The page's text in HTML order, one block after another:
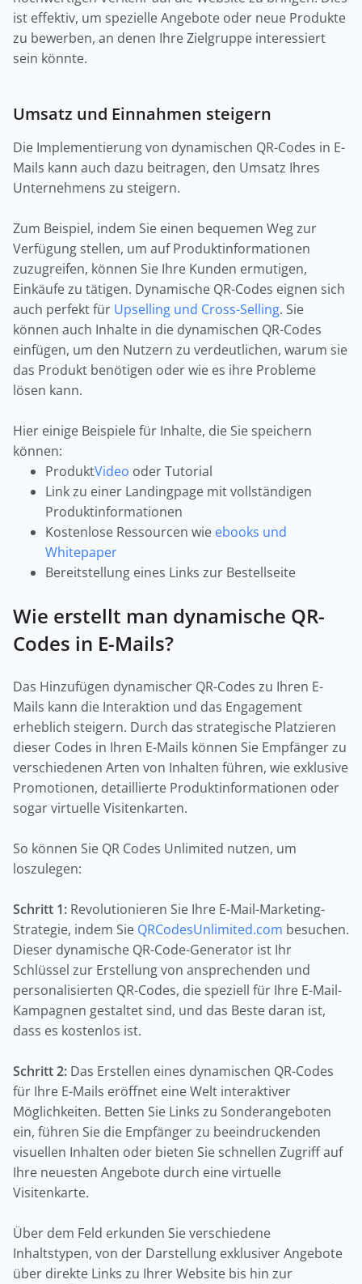
ist effektiv, um spezielle Angebote oder neue Produkte
zu bewerben, an denen Ihre Zielgruppe interessiert
sein könnte.
Umsatz und Einnahmen steigern
Die Implementierung von dynamischen QR-Codes in E-
Mails kann auch dazu beitragen, den Umsatz Ihres
Unternehmens zu steigern.
Zum Beispiel, indem Sie einen bequemen Weg zur
Verfügung stellen, um auf Produktinformationen
zuzugreifen, können Sie Ihre Kunden ermutigen,
Einkäufe zu tätigen. Dynamische QR-Codes eignen sich
auch perfekt für Upselling und Cross-Selling. Sie
können auch Inhalte in die dynamischen QR-Codes
einfügen, um den Nutzern zu verdeutlichen, warum sie
das Produkt benötigen oder wie es ihre Probleme
lösen kann.
Hier einige Beispiele für Inhalte, die Sie speichern
können:
ProduktVideo oder Tutorial
Link zu einer Landingpage mit vollständigen
Produktinformationen
Kostenlose Ressourcen wie ebooks und
Whitepaper
Bereitstellung eines Links zur Bestellseite
Wie erstellt man dynamische QR-
Codes in E-Mails?
Das Hinzufügen dynamischer QR-Codes zu Ihren E-
Mails kann die Interaktion und das Engagement
erheblich steigern. Durch das strategische Platzieren
dieser Codes in Ihren E-Mails können Sie Empfänger zu
verschiedenen Arten von Inhalten führen, wie exklusive
Promotionen, detaillierte Produktinformationen oder
sogar virtuelle Visitenkarten.
So können Sie QR Codes Unlimited nutzen, um
loszulegen:
Schritt 1: Revolutionieren Sie Ihre E-Mail-Marketing-
Strategie, indem Sie QRCodesUnlimited.com besuchen.
Dieser dynamische QR-Code-Generator ist Ihr
Schlüssel zur Erstellung von ansprechenden und
personalisierten QR-Codes, die speziell für Ihre E-Mail-
Kampagnen gestaltet sind, und das Beste daran ist,
dass es kostenlos ist.
Schritt 2: Das Erstellen eines dynamischen QR-Codes
für Ihre E-Mails eröffnet eine Welt interaktiver
Möglichkeiten. Betten Sie Links zu Sonderangeboten
ein, führen Sie die Empfänger zu beeindruckenden
visuellen Inhalten oder bieten Sie schnellen Zugriff auf
Ihre neuesten Angebote durch eine virtuelle
Visitenkarte.
Über dem Feld erkunden Sie verschiedene
Inhaltstypen, von der Darstellung exklusiver Angebote
über direkte Links zu Ihrer Website bis hin zur